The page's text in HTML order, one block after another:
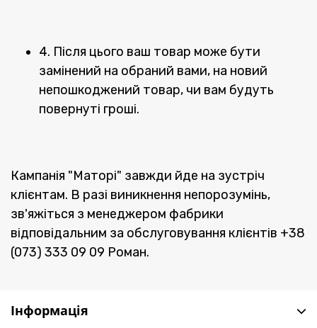
4. Після цього ваш товар може бути
замінений на обраний вами, на новий
непошкоджений товар, чи вам будуть
повернуті гроші.
Кампанія "Маторі" завжди йде на зустріч
клієнтам. В разі виникнення непорозумінь,
зв'яжіться з менеджером фабрики
відповідальним за обслуговування клієнтів +38
(073) 333 09 09 Роман.
Інформація